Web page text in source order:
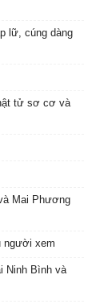
lữ, cúng dàng
tử sơ cơ và
Mai Phương
người xem
Ninh Bình và